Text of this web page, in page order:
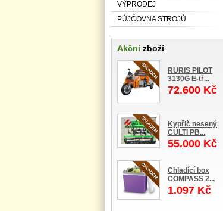
VÝPRODEJ
PŮJĆOVNA STROJŮ
Akčnízboží
RURIS PILOT
3130G E-tř...
72.600 Kč
Kypřič nesený
CULTI PB...
55.000 Kč
Chladící box
COMPASS 2...
1.097 Kč